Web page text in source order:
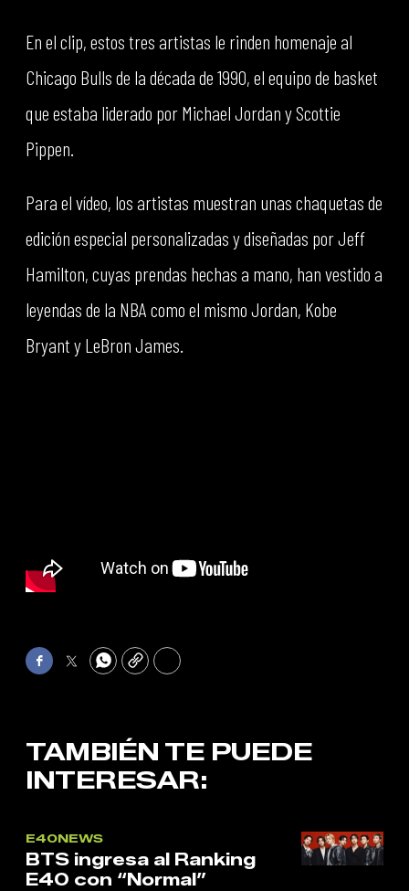
En el clip, estos tres artistas le rinden homenaje al
Chicago Bulls de la década de 1990, el equipo de basket
que estaba liderado por Michael Jordan y Scottie
Pippen.
Para el vídeo, los artistas muestran unas chaquetas de
edición especial personalizadas y diseñadas por Jeff
Hamilton, cuyas prendas hechas a mano, han vestido a
leyendas de la NBA como el mismo Jordan, Kobe
Bryant y LeBron James.
FacebookTwitterWhatsApp
Copy Print
TAMBIÉN TE PUEDE
INTERESAR:
E40NEWS
BTS ingresa al Ranking
E40 con “Normal”